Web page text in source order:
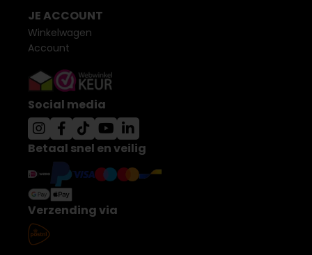
JE ACCOUNT
Winkelwagen
Account
Social media
Betaal snel en veilig
Verzending via